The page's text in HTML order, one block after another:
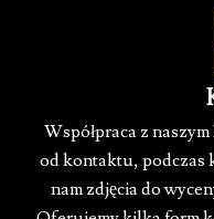
Współpraca z
od kontaktu, podczas
nam zdjęcia do